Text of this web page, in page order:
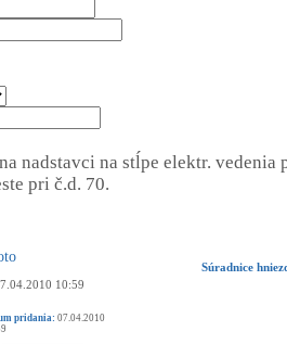
nadstavci na stĺpe elektr. vedenia
pri č.d. 70.
10:59
pridania: 07.04.2010
Súradnice